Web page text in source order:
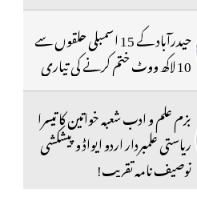
حیدرآباد کے 15 اسمبلی حلقوں سے
10 لاکھ ووٹ ختم کرنے کی تیاری
بزم علم و ادب شعبہ خواتین کا تیسرا
ریاستی علمبردار اردو ایواڈ و پیشکشی
توصیف نامہ تقریب!